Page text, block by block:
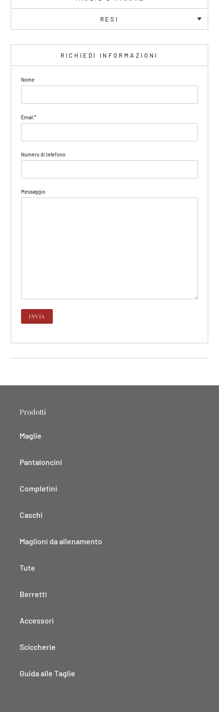
RESI
RICHIEDI INFORMAZIONI
Nome
Email*
Numero di telefono
Messaggio
Prodotti
Maglie
Pantaloncini
Completini
Caschi
Maglioni da allenamento
Tute
Berretti
Accessori
Sciccherie
Guida alle Taglie